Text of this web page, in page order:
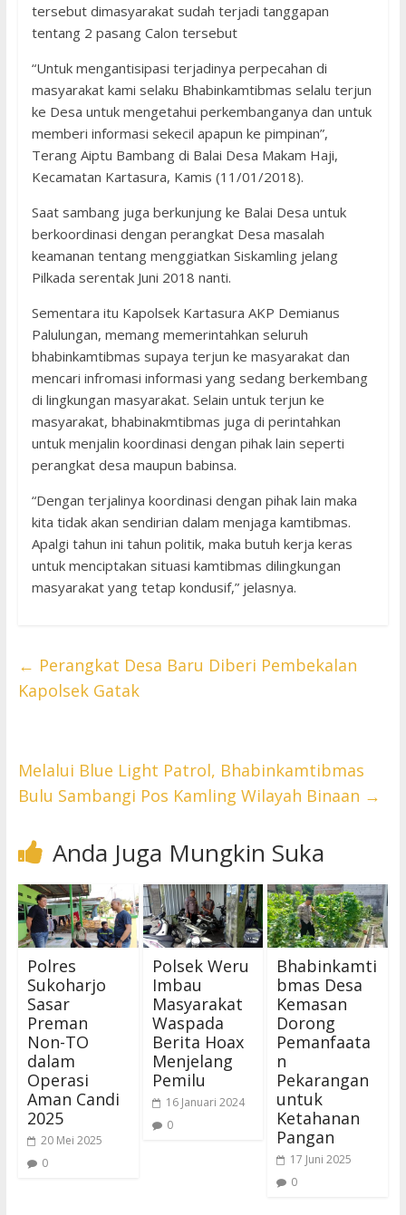
tersebut dimasyarakat sudah terjadi tanggapan
tentang 2 pasang Calon tersebut
“Untuk mengantisipasi terjadinya perpecahan di
masyarakat kami selaku Bhabinkamtibmas selalu terjun
ke Desa untuk mengetahui perkembanganya dan untuk
memberi informasi sekecil apapun ke pimpinan”,
Terang Aiptu Bambang di Balai Desa Makam Haji,
Kecamatan Kartasura, Kamis (11/01/2018).
Saat sambang juga berkunjung ke Balai Desa untuk
berkoordinasi dengan perangkat Desa masalah
keamanan tentang menggiatkan Siskamling jelang
Pilkada serentak Juni 2018 nanti.
Sementara itu Kapolsek Kartasura AKP Demianus
Palulungan, memang memerintahkan seluruh
bhabinkamtibmas supaya terjun ke masyarakat dan
mencari infromasi informasi yang sedang berkembang
di lingkungan masyarakat. Selain untuk terjun ke
masyarakat, bhabinakmtibmas juga di perintahkan
untuk menjalin koordinasi dengan pihak lain seperti
perangkat desa maupun babinsa.
“Dengan terjalinya koordinasi dengan pihak lain maka
kita tidak akan sendirian dalam menjaga kamtibmas.
Apalgi tahun ini tahun politik, maka butuh kerja keras
untuk menciptakan situasi kamtibmas dilingkungan
masyarakat yang tetap kondusif,” jelasnya.
← Perangkat Desa Baru Diberi Pembekalan
Kapolsek Gatak
Melalui Blue Light Patrol, Bhabinkamtibmas
Bulu Sambangi Pos Kamling Wilayah Binaan →
Anda Juga Mungkin Suka
Polres
Sukoharjo
Sasar
Preman
Non-TO
dalam
Operasi
Aman Candi
2025
20 Mei 2025
0
Polsek Weru
Imbau
Masyarakat
Waspada
Berita Hoax
Menjelang
Pemilu
16 Januari 2024
0
Bhabinkamti
bmas Desa
Kemasan
Dorong
Pemanfaata
n
Pekarangan
untuk
Ketahanan
Pangan
17 Juni 2025
0